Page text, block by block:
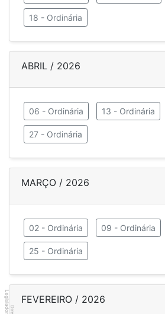
18 - Ordinária
ABRIL / 2026
06 - Ordinária 13 - Ordinária
27 - Ordinária
MARÇO / 2026
02 - Ordinária 09 - Ordinária
25 - Ordinária
FEVEREIRO / 2026
Legislador